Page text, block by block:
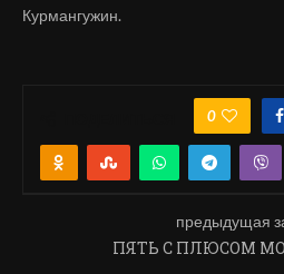
Курмангужин.
0
предыдущая
ПЯТЬ С ПЛЮСОМ